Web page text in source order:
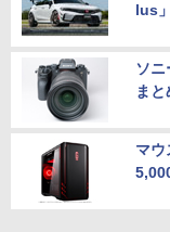
lus
ソ
まと
マウ